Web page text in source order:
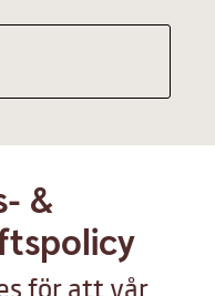
&
för att vår